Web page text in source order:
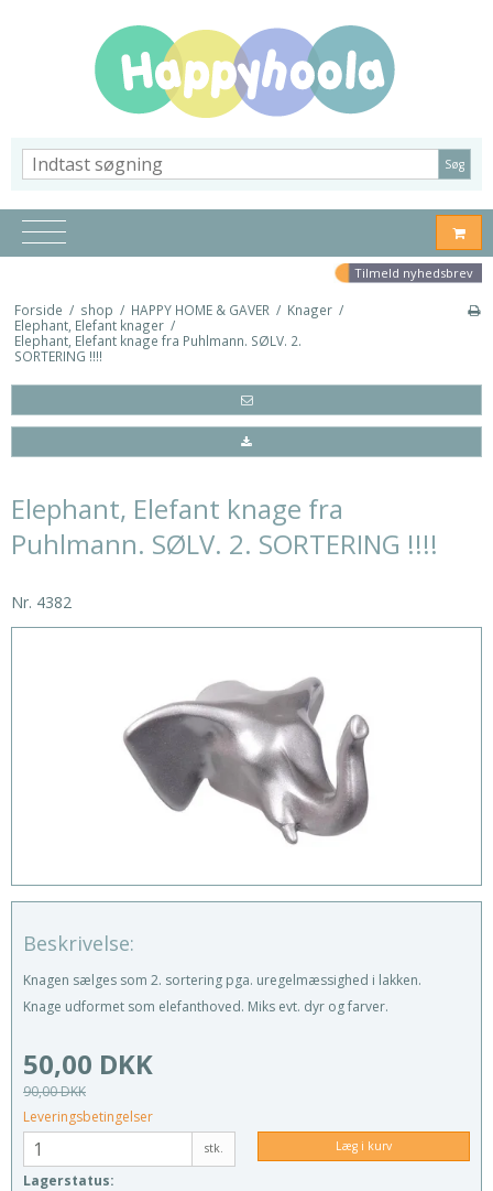
Søg
Tilmeld nyhedsbrev
Forside / shop / HAPPY HOME & GAVER / Knager /
Elephant, Elefant knager /
Elephant, Elefant knage fra Puhlmann. SØLV. 2.
SORTERING !!!!
Elephant, Elefant knage fra
Puhlmann. SØLV. 2. SORTERING !!!!
Nr. 4382
Beskrivelse:
Knagen sælges som 2. sortering pga. uregelmæssighed i lakken.
Knage udformet som elefanthoved. Miks evt. dyr og farver.
50,00 DKK
90,00 DKK
Leveringsbetingelser
stk. Læg i kurv
Lagerstatus: